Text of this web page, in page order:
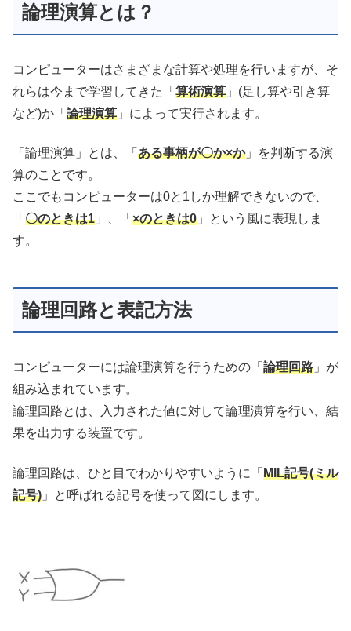
論理演算とは？
コンピューターはさまざまな計算や処理を行いますが、そ
れらは今まで学習してきた「 算術演算 」(足し算や引き算
など)か「 論理演算 」によって実行されます。
「論理演算」とは、「 ある事柄が〇か×か」を判断する演
算のことです。
ここでもコンピューターは0と1しか理解できないので、
「 〇のときは1 」、「 ×のときは0 」という風に表現しま
す。
論理回路と表記方法
コンピューターには論理演算を行うための「 論理回路 」が
組み込まれています。
論理回路とは、入力された値に対して論理演算を行い、結
果を出力する装置です。
論理回路は、ひと目でわかりやすいように「 MIL記号(ミル
記号) 」と呼ばれる記号を使って図にします。